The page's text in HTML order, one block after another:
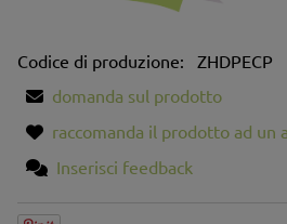
Codice di produzione:
ZHDPECP
domanda sul prodotto
raccomanda il prodotto ad un
Inserisci feedback